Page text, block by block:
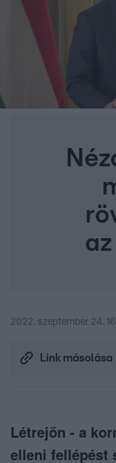
2022. szeptember 24.
Link másolása
Létrejön - a
elleni fellépést